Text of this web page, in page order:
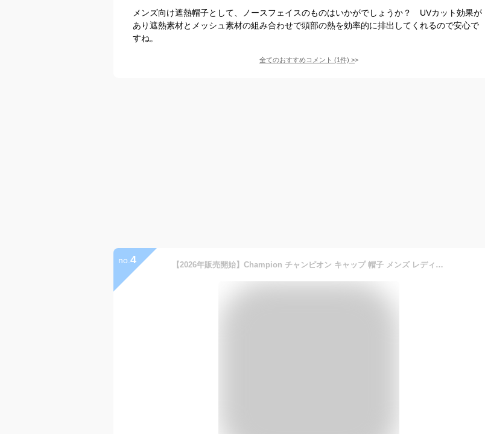
メンズ向け遮熱帽子として、ノースフェイスのものはいかがでしょうか？ UVカット効果が
あり遮熱素材とメッシュ素材の組み合わせで頭部の熱を効率的に排出してくれるので安心で
すね。
全てのおすすめコメント (1件) >
no. 4 【2026年販売開始】Champion チャンピオン キャップ 帽子 メンズ レディース ベースボールキャップ ロングバイザー ハイキャップ UVカット UPF50+ 遮熱 ナイロンタフタ 洗える 通気性 サイズ調整可能 アジャスター付き 日除け 軽量 スポーツ アウトドア 春夏 父の日